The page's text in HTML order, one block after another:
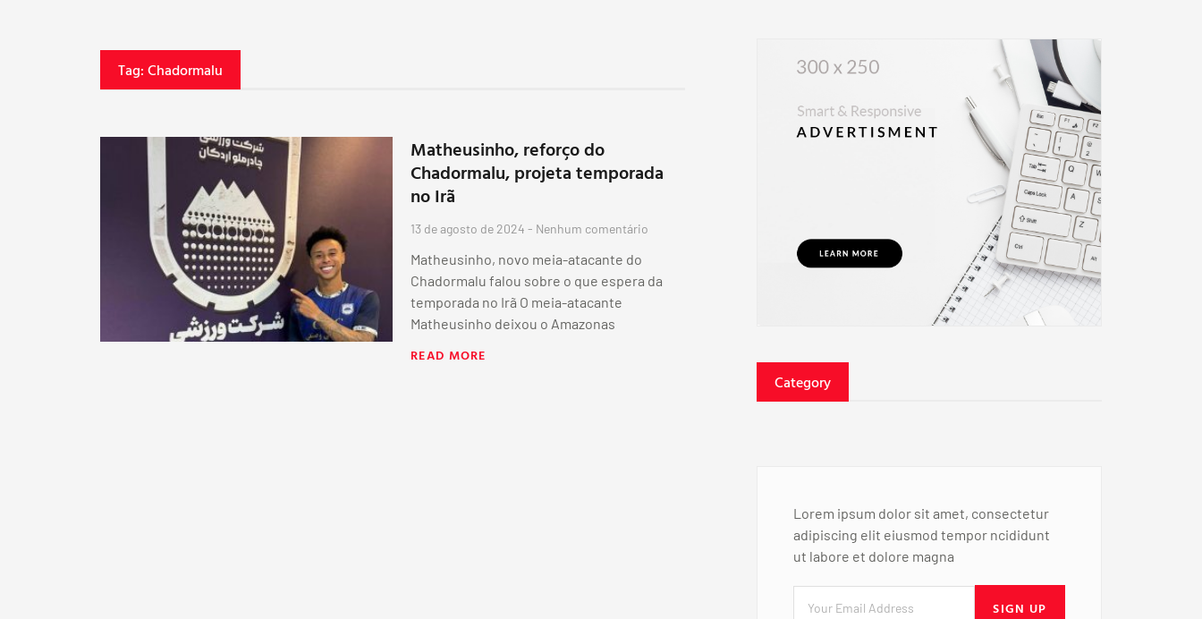
Tag: Chadormalu
Matheusinho, reforço do
Chadormalu, projeta temporada
no Irã
13 de agosto de 2024 Nenhum comentário
Matheusinho, novo meia-atacante do
Chadormalu falou sobre o que espera da
temporada no Irã O meia-atacante
Matheusinho deixou o Amazonas
READ MORE
Category
Lorem ipsum dolor sit amet, consectetur
adipiscing elit eiusmod tempor ncididunt
ut labore et dolore magna
SIGN UP